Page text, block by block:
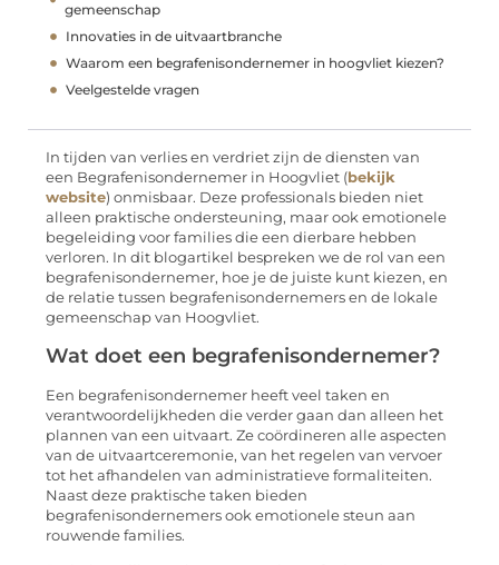
gemeenschap
Innovaties in de uitvaartbranche
Waarom een begrafenisondernemer in hoogvliet kiezen?
Veelgestelde vragen
In tijden van verlies en verdriet zijn de diensten van
een Begrafenisondernemer in Hoogvliet (bekijk
website) onmisbaar. Deze professionals bieden niet
alleen praktische ondersteuning, maar ook emotionele
begeleiding voor families die een dierbare hebben
verloren. In dit blogartikel bespreken we de rol van een
begrafenisondernemer, hoe je de juiste kunt kiezen, en
de relatie tussen begrafenisondernemers en de lokale
gemeenschap van Hoogvliet.
Wat doet een begrafenisondernemer?
Een begrafenisondernemer heeft veel taken en
verantwoordelijkheden die verder gaan dan alleen het
plannen van een uitvaart. Ze coördineren alle aspecten
van de uitvaartceremonie, van het regelen van vervoer
tot het afhandelen van administratieve formaliteiten.
Naast deze praktische taken bieden
begrafenisondernemers ook emotionele steun aan
rouwende families.